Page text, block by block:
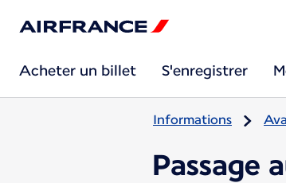
Acheter un billet S'enregistrer
Informations
Passage